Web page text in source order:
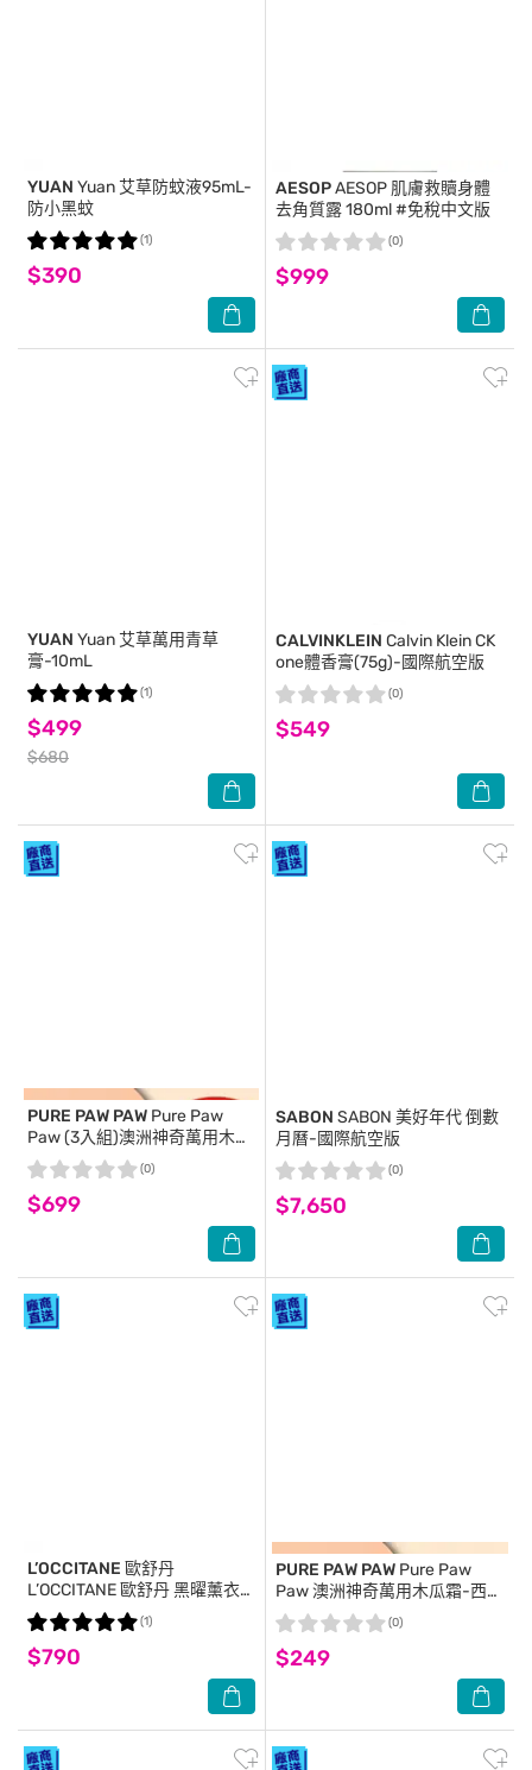
YUAN Yuan 艾草防蚊液95mL-
防小黑蚊
$390
(1)
AESOPAESOP 肌膚救贖身體
去角質露 180ml #免稅中文版
$999
(0)
YUAN Yuan 艾草萬用青草
膏-10mL
$499
$680
(1)
CALVINKLEIN Calvin Klein CK
one體香膏(75g)-國際航空版
$549
(0)
PURE PAW PAW Pure Paw
Paw (3入組)澳洲神奇萬用木瓜
霜-草莓香 25g (粉紅)(代理商正
貨)-贈隨機品牌針管香x2
$699
(0)
SABON SABON 美好年代 倒數
月曆-國際航空版
$7,650
(0)
L’OCCITANE 歐舒丹
L’OCCITANE 歐舒丹 黑曜薰衣
草體香露(50ml)-專櫃公司貨
$790
(1)
PURE PAW PAW Pure Paw
Paw 澳洲神奇萬用木瓜霜-西瓜
香 25g (綠)(代理商正貨)
$249
(0)